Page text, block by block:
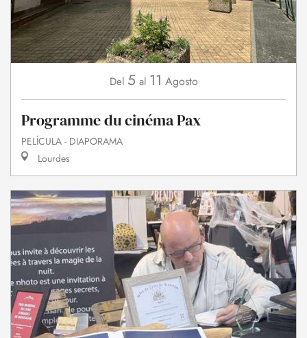
Del 5 al 11 Agosto
Programme du cinéma Pax
PELÍCULA - DIAPORAMA
Lourdes